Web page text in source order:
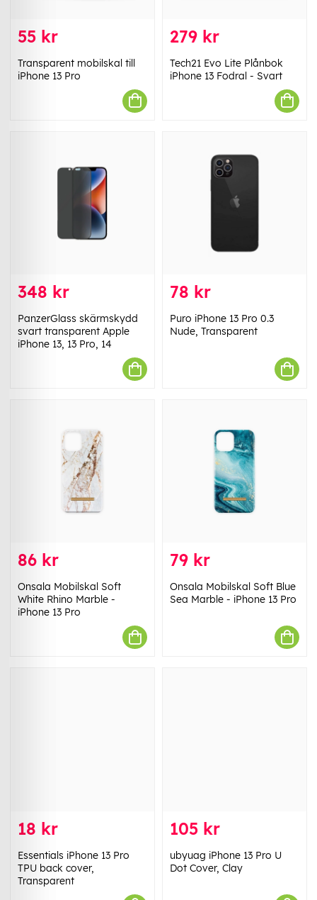
55 kr
Transparent mobilskal till
iPhone 13 Pro
279 kr
Tech21 Evo Lite Plånbok
iPhone 13 Fodral - Svart
348 kr
PanzerGlass skärmskydd
svart transparent Apple
iPhone 13, 13 Pro, 14
78 kr
Puro iPhone 13 Pro 0.3
Nude, Transparent
86 kr
Onsala Mobilskal Soft
White Rhino Marble -
iPhone 13 Pro
79 kr
Onsala Mobilskal Soft Blue
Sea Marble - iPhone 13 Pro
18 kr
Essentials iPhone 13 Pro
TPU back cover,
Transparent
105 kr
ubyuag iPhone 13 Pro U
Dot Cover, Clay